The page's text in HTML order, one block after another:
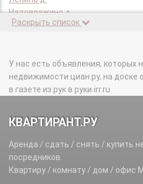
Надовражино д.
Петровское д.
Снегири дп.
Турово д.
Хованское д.
Раскрыть список
У нас есть объявления, которых
недвижимости циан.ру, на доске
в газете из рук в руки irr.ru
КВАРТИРАНТ.РУ
Аренда / сдать / снять / купить
посредников.
Квартиру / комнату / дом / офис